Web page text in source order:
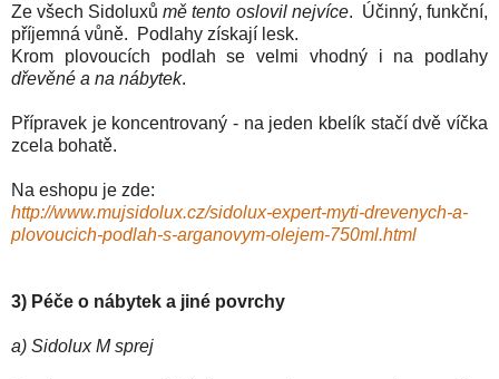
Ze všech Sidoluxůmě tento oslovil nejvíce. Účinný, funkční,
příjemná vůně. Podlahy získají lesk.
Krom plovoucích podlah se velmi vhodný i na podlahy
dřevěné a na nábytek.
Přípravek je koncentrovaný - na jeden kbelík stačí dvě víčka
zcela bohatě.
Na eshopu je zde:
http://www.mujsidolux.cz/sidolux-expert-myti-drevenych-a-
plovoucich-podlah-s-arganovym-olejem-750ml.html
3) Péče o nábytek a jiné povrchy
a) Sidolux M sprej